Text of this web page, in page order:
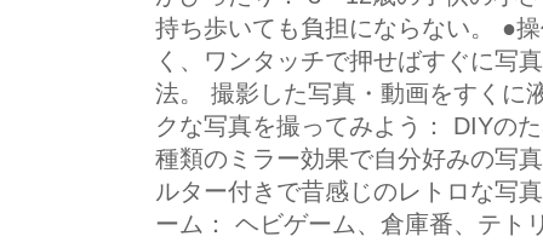
持ち歩いても負担にならない。 ●
く、ワンタッチで押せばすぐに写
法。 撮影した写真・動画をすくに
クな写真を撮ってみよう： DIYの
種類のミラー効果で自分好みの写
ルター付きで昔感じのレトロな写
ーム： ヘビゲーム、倉庫番、テト